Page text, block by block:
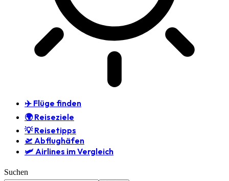
✈️ Flüge finden
🌍 Reiseziele
💡 Reisetipps
🛫 Abflughäfen
🛩️ Airlines im Vergleich
Suchen